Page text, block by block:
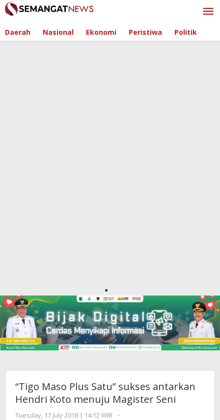
Skip
to
Daerah Nasional Ekonomi Peristiwa Politik
“Tigo Maso Plus Satu” sukses antarkan
Hendri Koto menuju Magister Seni
Tuesday, 17 July 2018 | 14:12 WIB
by
-